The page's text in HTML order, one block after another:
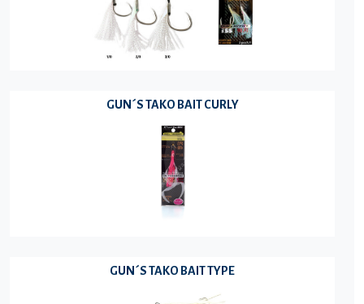
GUN´S TAKO BAIT CURLY
GUN´S TAKO BAIT TYPE